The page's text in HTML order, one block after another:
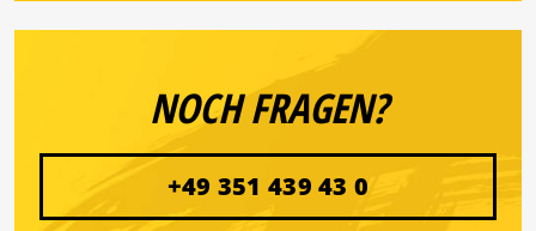
NOCH FRAGEN?
+49 351 439 43 0